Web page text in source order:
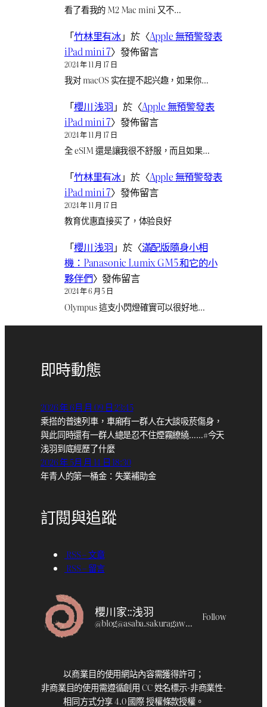
看了看我的 M2 Mac mini 又不…
「竹林里有冰」於〈Apple 無預警發表
iPad mini 7〉發佈留言
2024 年 11 月 17 日
我对 macOS 实在提不起兴趣，如果你…
「櫻川 浅羽 」於〈Apple 無預警發表
iPad mini 7〉發佈留言
2024 年 11 月 17 日
全 eSIM 還是讓我很不舒服，而且如果…
「竹林里有冰」於〈Apple 無預警發表
iPad mini 7〉發佈留言
2024 年 11 月 17 日
教育优惠直接买了，体验良好
「櫻川 浅羽 」於〈滿配版隨身小相
機：Panasonic Lumix GM5 和它的小
夥伴們〉發佈留言
2024 年 6 月 5 日
Olympus 這支小閃燈確實可以很好地…
即時動態
2026 年 6月 月 09 日 23:45
乘搭的普速列車，車廂有一群人在大談吸菸傷身，
與此同時還有一群人總是忍不住煙霧繚繞……#今天
浅羽到底經歷了什麼
2026 年 5月 月 14 日 18:30
年青人的第一桶金：失業補助金
訂閱與追蹤
RSS – 文章
RSS – 留言
櫻川家::浅羽
@blog@asaba.sakuragawa.moe Follow
以商業目的使用網站內容需獲得許可；
非商業目的使用需遵循創用 CC 姓名標示-非商業性-
相同方式分享 4.0 國際 授權條款授權。